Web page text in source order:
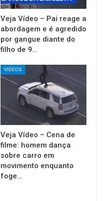
Veja Vídeo – Pai reage a
abordagem e é agredido
por gangue diante do
filho de 9…
VIDEOS
Veja Vídeo – Cena de
filme: homem dança
sobre carro em
movimento enquanto
foge…